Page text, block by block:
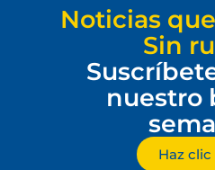
Noticias
Sin
nuestro
Haz